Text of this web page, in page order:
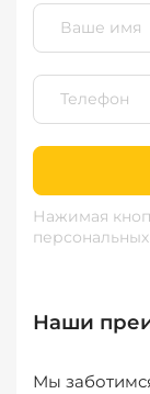
Нажимая
Наши
Мы